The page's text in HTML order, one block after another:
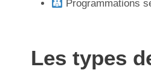
Programmations
Les types